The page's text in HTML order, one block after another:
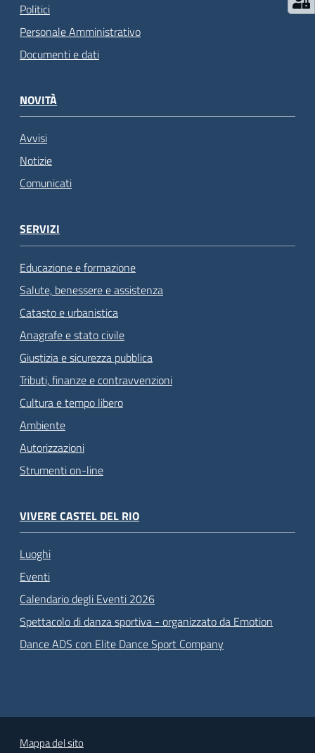
Politici
Personale Amministrativo
Documenti e dati
NOVITÀ
Avvisi
Notizie
Comunicati
SERVIZI
Educazione e formazione
Salute, benessere e assistenza
Catasto e urbanistica
Anagrafe e stato civile
Giustizia e sicurezza pubblica
Tributi, finanze e contravvenzioni
Cultura e tempo libero
Ambiente
Autorizzazioni
Strumenti on-line
VIVERE CASTEL DEL RIO
Luoghi
Eventi
Calendario degli Eventi 2026
Spettacolo di danza sportiva - organizzato da Emotion
Dance ADS con Elite Dance Sport Company
Mappa del sito